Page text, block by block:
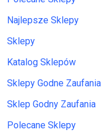
Najlepsze Sklepy
Sklepy
Katalog Sklepów
Sklepy Godne Zaufania
Sklep Godny Zaufania
Polecane Sklepy